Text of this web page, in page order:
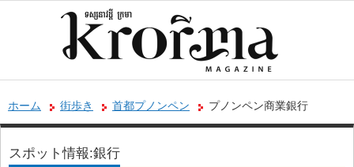
ホーム 街歩き 首都プノンペン プノンペン商業銀行
スポット情報:銀行